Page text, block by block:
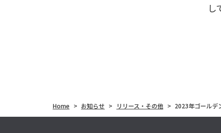
し
Home > お知らせ > リリース・その他 > 2023年ゴールデ